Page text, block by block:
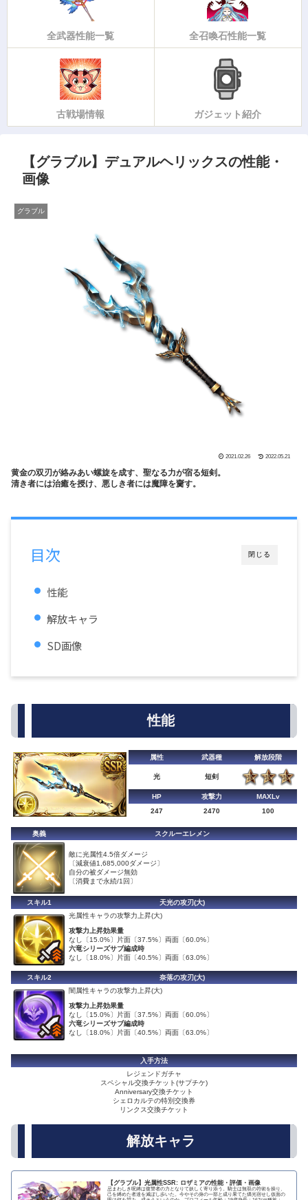
全武器性能一覧 全召喚石性能一覧
古戦場情報 ガジェット紹介
【グラブル】デュアルヘリックスの性能・
画像
グラブル
2021.02.26 2022.05.21
黄金の双刃が絡みあい螺旋を成す、聖なる力が宿る短剣。
清き者には治癒を授け、悪しき者には魔障を齎す。
閉じる
目次
性能
解放キャラ
SD画像
性能
属性 武器種 解放段階
光 短剣
HP 攻撃力
MAXLv
247
2470 100
奥義 スクルーエレメン
敵に光属性4.5倍ダメージ
〔減衰値1,685,000ダメージ〕
自分の被ダメージ無効
〔消費まで永続/1回〕
スキル1
天光の攻刃(大)
光属性キャラの攻撃力上昇(大)
攻撃力上昇効果量
なし〔15.0%〕片面〔37.5%〕両面〔60.0%〕
六竜シリーズサブ編成時
なし〔18.0%〕片面〔40.5%〕両面〔63.0%〕
スキル2
奈落の攻刃(大)
闇属性キャラの攻撃力上昇(大)
攻撃力上昇効果量
なし〔15.0%〕片面〔37.5%〕両面〔60.0%〕
六竜シリーズサブ編成時
なし〔18.0%〕片面〔40.5%〕両面〔63.0%〕
入手方法
レジェンドガチャ
スペシャル交換チケット(サプチケ)
Anniversary交換チケット
シェロカルテの特別交換券
リンクス交換チケット
解放キャラ
【グラブル】光属性SSR: ロザミアの性能・評価・画像
忌まわしき呪縛は復讐者の力となりて妖しく寄り添う。騎士は無双の符術を操り、
己を縛めた者達を滅ぼし歩いた。今やその身の一部と成り果てた燐光宿せし仮面の